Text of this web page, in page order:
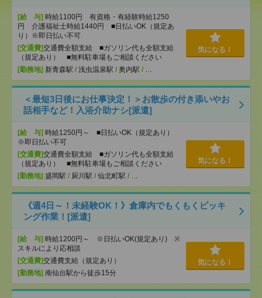
[給 与] 時給1100円 有資格・有経験時給1250
円 介護福祉士時給1440円 ■日払いOK（規定あ
り）※即日払い不可
[交通費]交通費全額支給 ■ガソリン代も全額支給
（規定あり） ■無料駐車場もご相談ください
[勤務地] 新青森駅 / 浅虫温泉駅 / 奥内駅 / …
気になる！
＜最短3日後にお仕事決定！＞お散歩の付き添いやお
話相手など！入浴介助ナシ[派遣]
[給 与] 時給1250円～ ■日払いOK（規定あり）
※即日払い不可
[交通費]交通費全額支給 ■ガソリン代も全額支給
（規定あり） ■無料駐車場もご相談ください
[勤務地] 盛岡駅 / 厨川駅 / 仙北町駅 / …
気になる！
《週4日～！未経験OK！》倉庫内でもくもくピッキ
ング作業！[派遣]
[給 与] 時給1200円～ ※日払いOK(規定あり) ※
スキルにより応相談
[交通費]交通費支給（規定あり）
[勤務地] 南仙台駅から徒歩15分
気になる！